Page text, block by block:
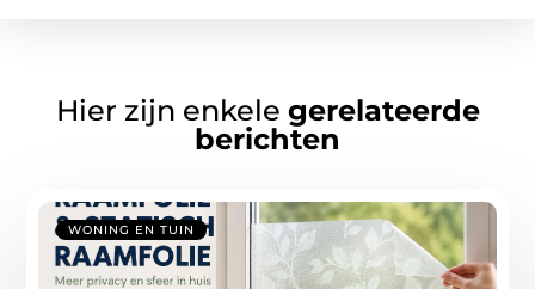
Hier zijn enkele gerelateerde
berichten
WONING EN TUIN